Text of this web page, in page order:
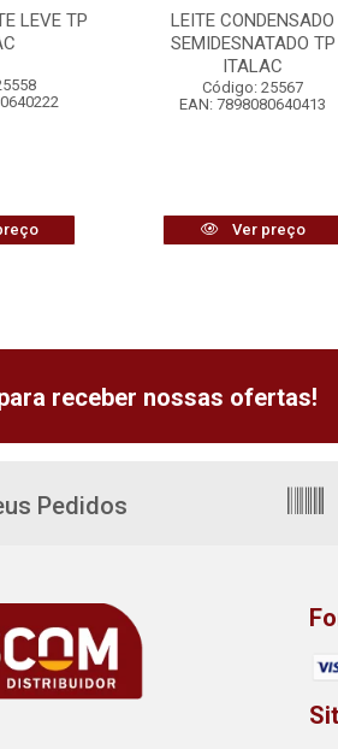
LEVE TP
LEITE CONDENSADO
SEMIDESNATADO TP
ITALAC
Código: 25567
EAN: 7898080640413
Ver preço
receber nossas ofertas!
Pedidos